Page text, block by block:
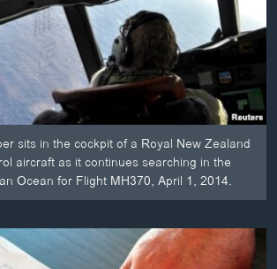
sits in the cockpit of a Royal New Zealand
aircraft as it continues searching in the
Ocean for Flight MH370, April 1, 2014.